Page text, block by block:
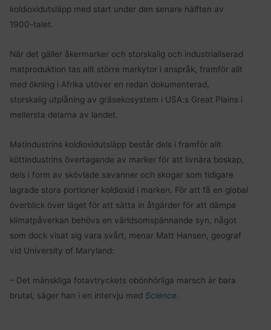
koldioxidutsläpp med start under den senare hälften av
1900-talet.
När det gäller åkermarker och storskalig och industrialiserad
matproduktion tas allt större markytor i anspråk, framför allt
med ökning i Afrika utöver en redan dokumenterad,
storskalig utplåning av gräsekosystem i USA:s Great Plains i
mellersta delarna av landet.
Matindustrins koldioxidutsläpp består dels i framför allt
köttindustrins övertagande av marker för att livnära boskap,
dels i form av skövlade savanner och skogar som tidigare
lagrade stora portioner koldioxid i marken. För att få en global
överblick över läget för att sätta in åtgärder för att dämpa
klimatpåverkan behövs en världsomspännande syn, något
som dock visat sig vara svårt, menar Matt Hansen, geograf
vid University of Maryland:
– Det mänskliga fotavtryckets obönhörliga marsch är bara
brutal, säger han i en intervju med Science